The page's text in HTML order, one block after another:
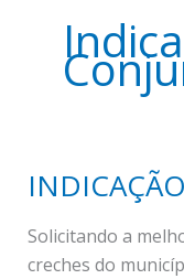
Solicitando a
creches do